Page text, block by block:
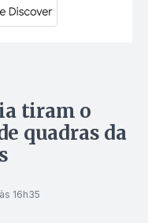
tiram o
quadras da
16h35